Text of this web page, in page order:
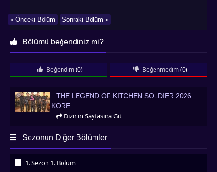
Sonraki Bölüm »
« Önceki Bölüm
Bölümü beğendiniz mi?
Beğendim (0) Beğenmedim (0)
The Legend of Kitchen Soldier 2026 Kore
THE LEGEND OF KITCHEN SOLDIER 2026
KORE
Dizinin Sayfasına Git
Sezonun Diğer Bölümleri
1. Sezon 1. Bölüm